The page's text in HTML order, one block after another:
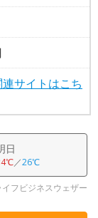
サイトはこち
日
／26℃
フビジネスウェザー